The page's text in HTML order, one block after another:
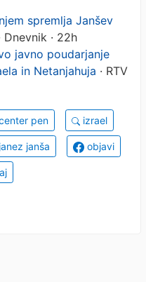
spremlja Janšev
Dnevnik · 22h
javno poudarjanje
in Netanjahuja · RTV
pen izrael
janez janša objavi